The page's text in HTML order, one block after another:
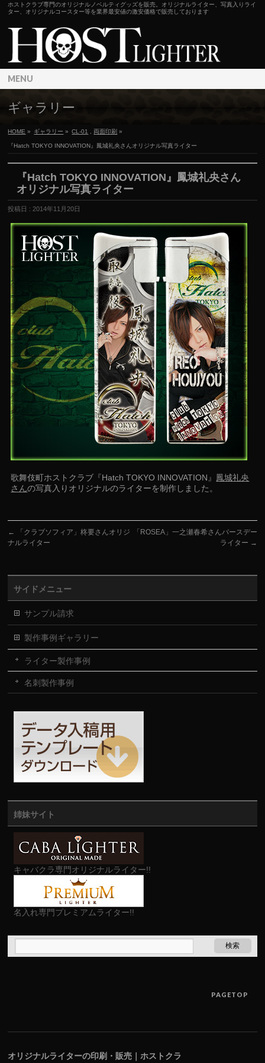
ホストクラブ専門のオリジナルノベルティグッズを販売。オリジナルライター、写真入りライ
ター、オリジナルコースター等を業界最安値の激安価格で販売しております
MENU
ギャラリー
HOME » ギャラリー » CL-01 ,両面印刷 »
『Hatch TOKYO INNOVATION』鳳城礼央さんオリジナル写真ライター
『Hatch TOKYO INNOVATION』鳳城礼央さん
オリジナル写真ライター
投稿日 : 2014年11月20日
歌舞伎町ホストクラブ『Hatch TOKYO INNOVATION』 鳳城礼央
さんの写真入りオリジナルのライターを制作しました。
←
「クラブソフィア」柊要さんオリジ
ナルライター
「ROSEA」一之瀬春希さんバースデー
ライター →
サイドメニュー
サンプル請求
製作事例ギャラリー
ライター製作事例
名刺製作事例
姉妹サイト
キャバクラ専門オリジナルライター!!
名入れ専門プレミアムライター!!
PAGETOP
オリジナルライターの印刷・販売｜ホストクラ